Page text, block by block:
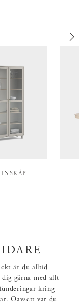
är du alltid
gärna med allt
kring
Oavsett var du